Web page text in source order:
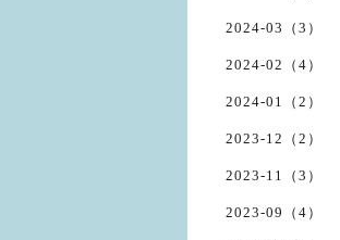
2024-03（3）
2024-02（4）
2024-01（2）
2023-12（2）
2023-11（3）
2023-09（4）